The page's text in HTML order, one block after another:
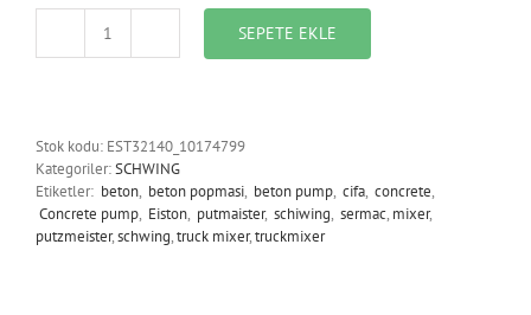
EST32140_10174799_HYDR.
SEPETE EKLE
Stok kodu: EST32140_10174799
Kategoriler:SCHWING
Etiketler: beton, beton popmasi, beton pump, cifa, concrete,
Concrete pump, Eiston, putmaister, schiwing, sermac, mixer,
putzmeister,schwing,truck mixer,truckmixer